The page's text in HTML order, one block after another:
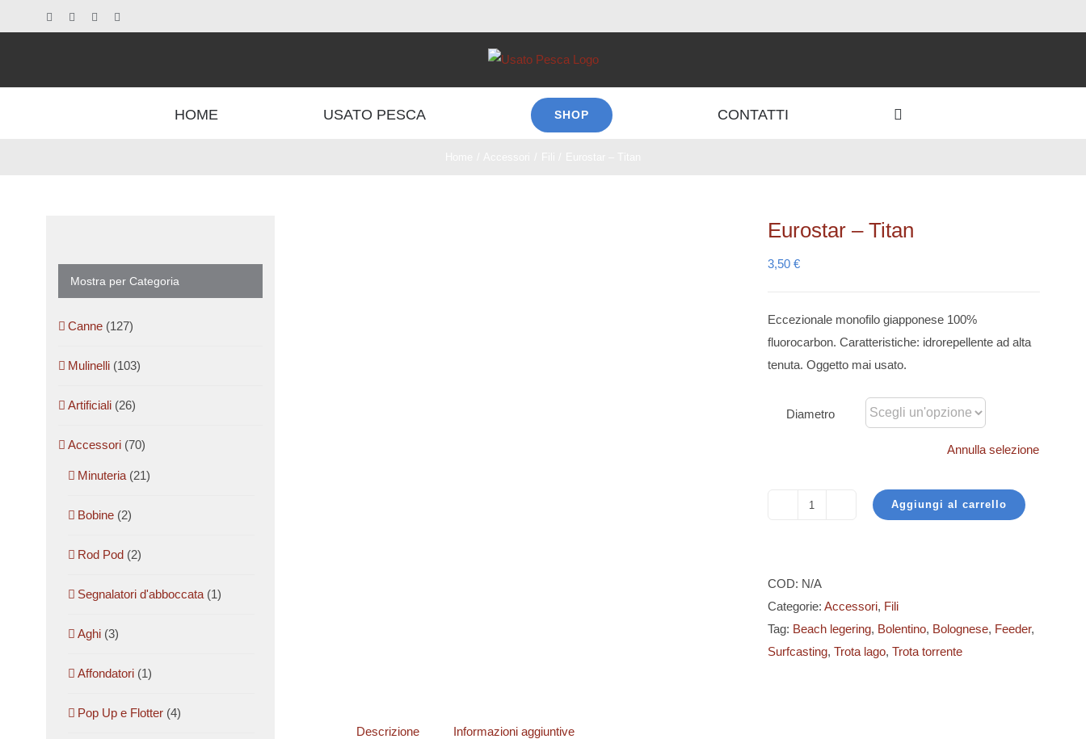
al
Facebook Instagram
HOME USATO PESCA SHOP CONTATTI
Eurostar – Titan
3,50 €
Eccezionale monofilo giapponese 100%
fluorocarbon. Caratteristiche: idrorepellente ad alta
tenuta. Oggetto mai usato.
Diametro
Annulla selezione
quantità
Aggiungi al carrello
COD: N/A
Categorie: Accessori, Fili
Tag: Beach legering, Bolentino, Bolognese, Feeder,
Surfcasting, Trota lago, Trota torrente
Descrizione Informazioni aggiuntive
Mostra per Categoria
Canne (127)
Mulinelli (103)
Artificiali (26)
Accessori (70)
Minuteria (21)
Bobine (2)
Rod Pod (2)
Segnalatori d'abboccata (1)
Aghi (3)
Affondatori (1)
Pop Up e Flotter (4)